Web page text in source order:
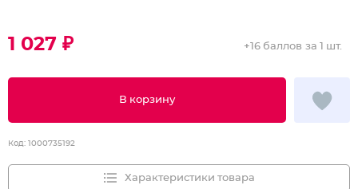
1 027 ₽
В корзину
+16 баллов за 1 шт.
Код: 1000735192
Характеристики товара